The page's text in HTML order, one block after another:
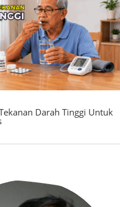
Darah Tinggi Untuk